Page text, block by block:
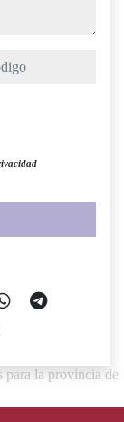
para la provincia de